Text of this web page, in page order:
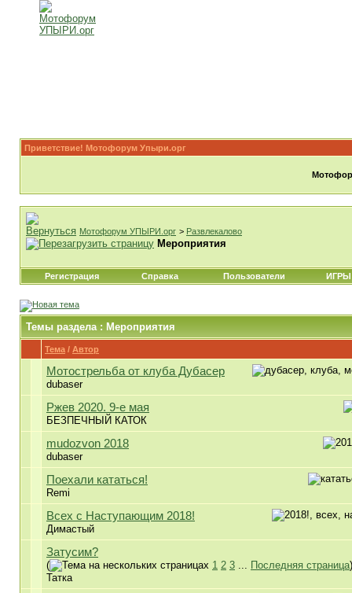
Приветствие! Мотофорум Упыри.орг
Мотофорум УПЫРИ.орг > Развлекалово
Мероприятия
Регистрация Справка Пользователи ИГРЫ
Темы раздела: Мероприятия
Тема / Автор
Мотострельба от клуба Дубасер
dubaser
Ржев 2020. 9-е мая
БЕЗПЕЧНЫЙ КАТОК
mudozvon 2018
dubaser
Поехали кататься!
Remi
Всех с Наступающим 2018!
Димастый
Затусим?
( 1 2 3 ... Последняя страница)
Татка